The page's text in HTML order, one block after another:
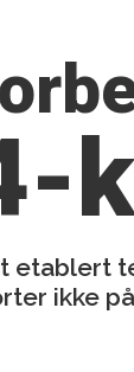
etablert
ikke